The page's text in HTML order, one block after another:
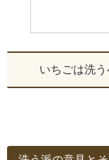
いちごは洗